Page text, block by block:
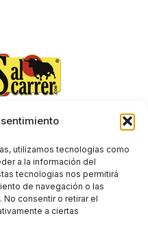
utilizamos tecnologías como
a la información del
tecnologías nos permitirá
de navegación o las
consentir o retirar el
a ciertas
de contratación